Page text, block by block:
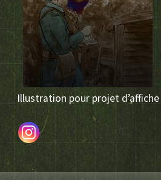
Illustration pour projet